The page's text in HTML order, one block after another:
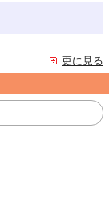
更に見る